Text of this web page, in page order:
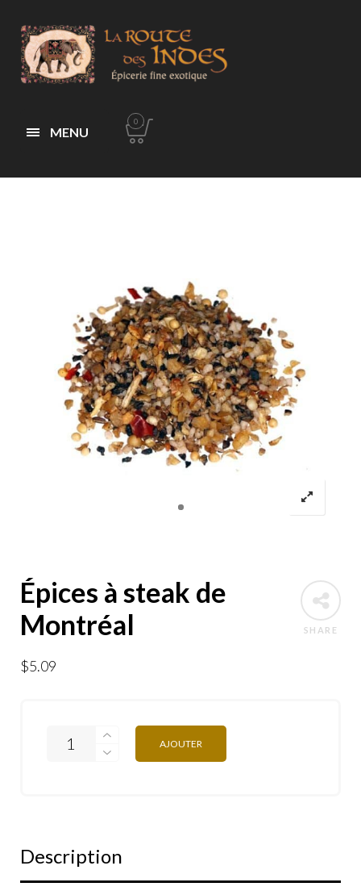
MENU
0
SHARE
Épices à steak de
Montréal
$5.09
AJOUTER
Description